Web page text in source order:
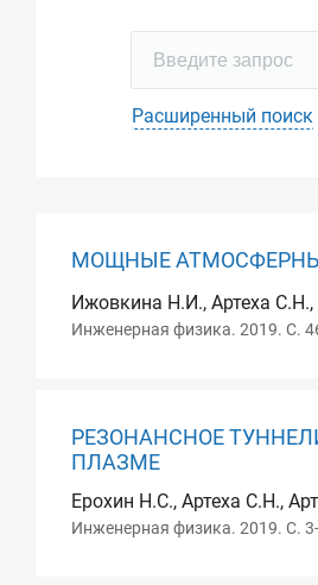
Расширенный поиск
МОЩНЫЕ
Ижовкина Н.И., Артеха
Инженерная физика. 2019. С.
РЕЗОНАНСНОЕ
ПЛАЗМЕ
Ерохин Н.С., Артеха С.Н.,
Инженерная физика. 2019. С.